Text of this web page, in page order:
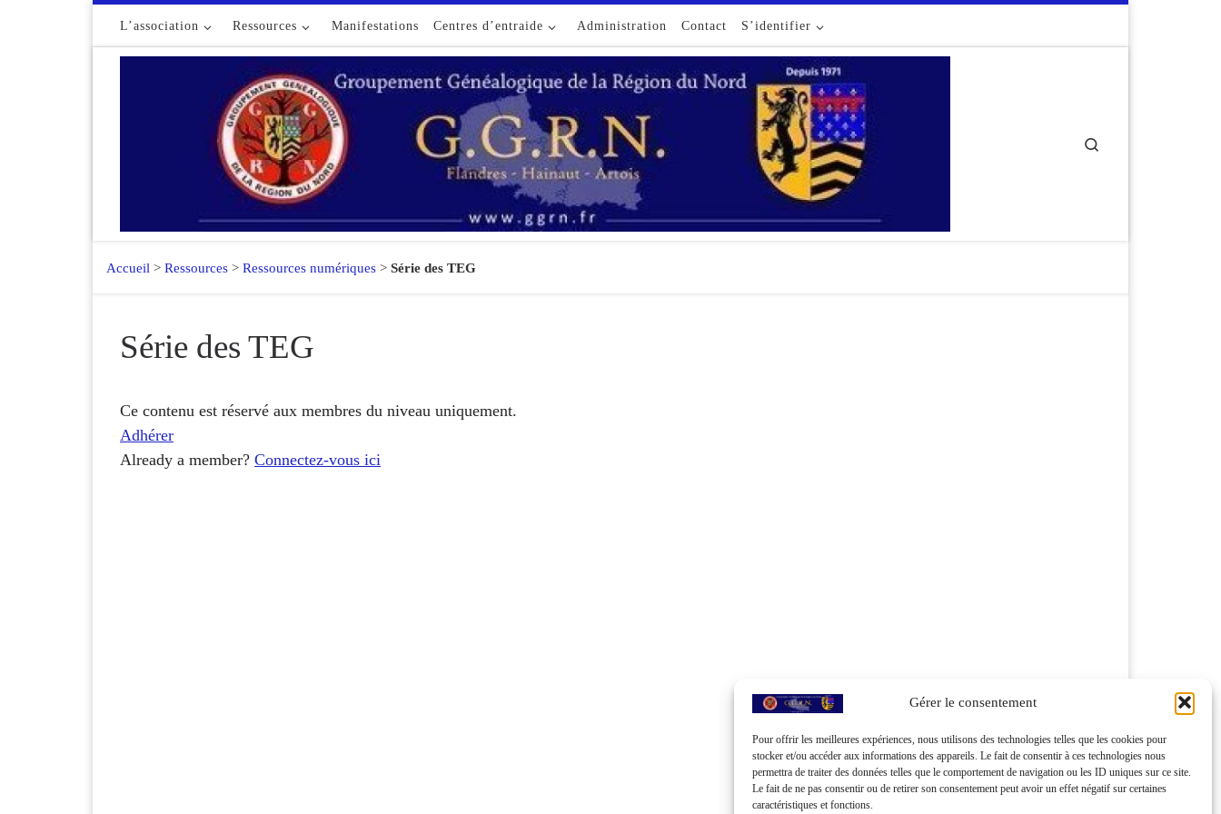
Gérer le consentement
Pour offrir les meilleures expériences, nous utilisons des technologies telles que les cookies pour
stocker et/ou accéder aux informations des appareils. Le fait de consentir à ces technologies nous
permettra de traiter des données telles que le comportement de navigation ou les ID uniques sur ce site.
Le fait de ne pas consentir ou de retirer son consentement peut avoir un effet négatif sur certaines
caractéristiques et fonctions.
Passer au contenuL’association Ressources Manifestations Centres d’entraide Administration Contact S’identifier
Accueil > Ressources > Ressources numériques > Série des TEG
Série des TEG
Ce contenu est réservé aux membres du niveau uniquement.
Adhérer
Already a member? Connectez-vous ici